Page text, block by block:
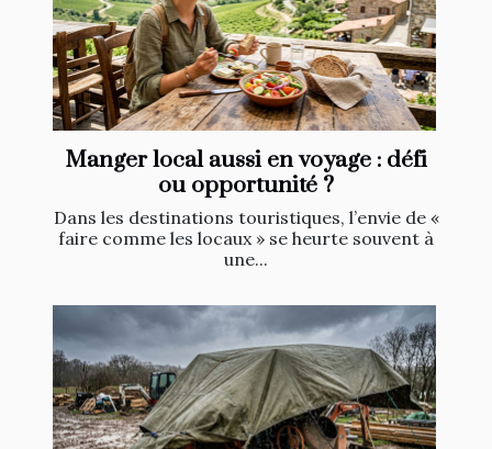
Manger local aussi en voyage : défi
ou opportunité ?
Dans les destinations touristiques, l’envie de «
faire comme les locaux » se heurte souvent à
une...